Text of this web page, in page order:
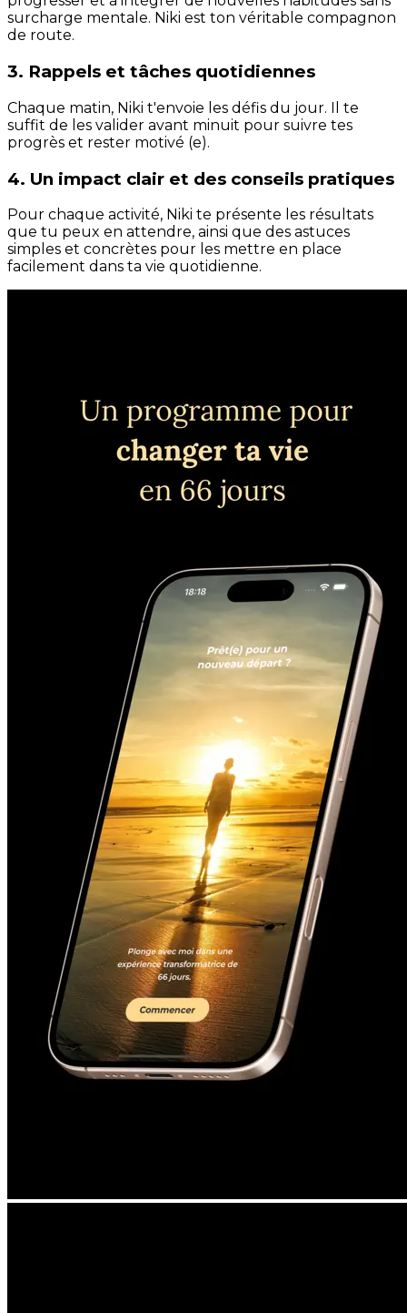
surcharge mentale. Niki est ton véritable compagnon
de route.
3. Rappels et tâches quotidiennes
Chaque matin, Niki t'envoie les défis du jour. Il te
suffit de les valider avant minuit pour suivre tes
progrès et rester motivé (e).
4. Un impact clair et des conseils pratiques
Pour chaque activité, Niki te présente les résultats
que tu peux en attendre, ainsi que des astuces
simples et concrètes pour les mettre en place
facilement dans ta vie quotidienne.